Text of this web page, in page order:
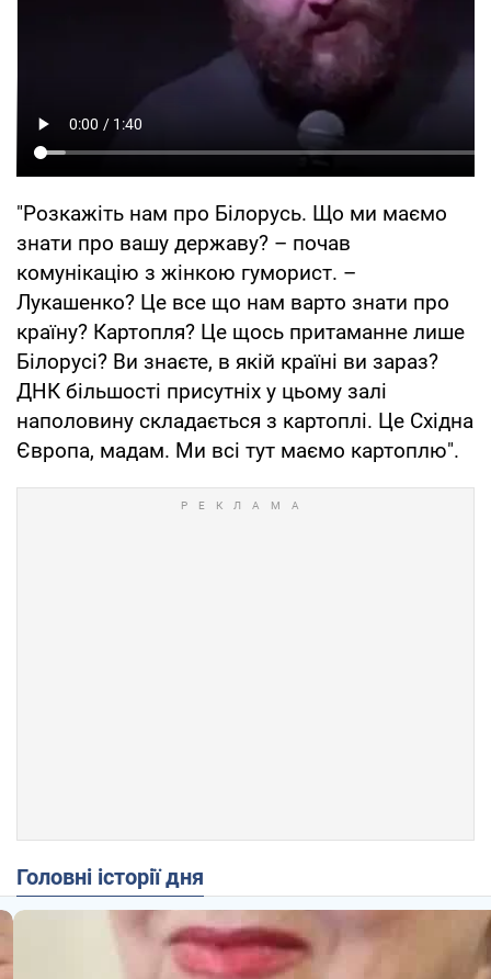
"Розкажіть нам про Білорусь. Що ми маємо
знати про вашу державу? – почав
комунікацію з жінкою гуморист. –
Лукашенко? Це все що нам варто знати про
країну? Картопля? Це щось притаманне лише
Білорусі? Ви знаєте, в якій країні ви зараз?
ДНК більшості присутніх у цьому залі
наполовину складається з картоплі. Це Східна
Європа, мадам. Ми всі тут маємо картоплю".
Головні історії дня